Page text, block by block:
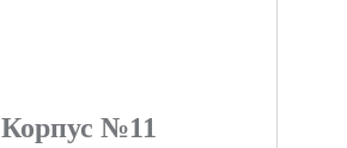
Корпус №11